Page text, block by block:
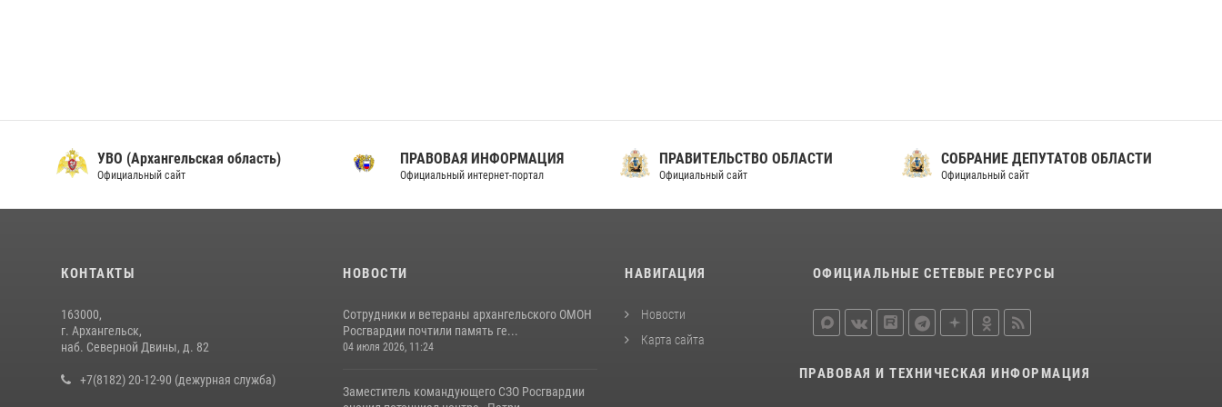
УВО (Архангельская область)
Официальный сайт
ПРАВОВАЯ ИНФОРМАЦИЯ
Официальный интернет-портал
ПРАВИТЕЛЬСТВО ОБЛАСТИ
Официальный сайт
СОБРАНИЕ ДЕПУТАТОВ ОБЛАСТИ
Официальный сайт
КОНТАКТЫ
163000,
г. Архангельск,
наб. Северной Двины, д. 82
+7(8182) 20-12-90 (дежурная служба)
НОВОСТИ
Сотрудники и ветераны архангельского ОМОН
Росгвардии почтили память ге...
04 июля 2026, 11:24
Заместитель командующего СЗО Росгвардии
НАВИГАЦИЯ
Новости
Карта сайта
ОФИЦИАЛЬНЫЕ СЕТЕВЫЕ РЕСУРСЫ
ПРАВОВАЯ И ТЕХНИЧЕСКАЯ ИНФОРМАЦИЯ